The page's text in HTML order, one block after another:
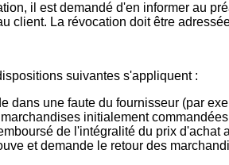
il est demandé d'en informer au
client. La révocation doit être
suivantes s'appliquent :
dans une faute du fournisseur (par
initialement
de l'intégralité du prix
et demande le retour des